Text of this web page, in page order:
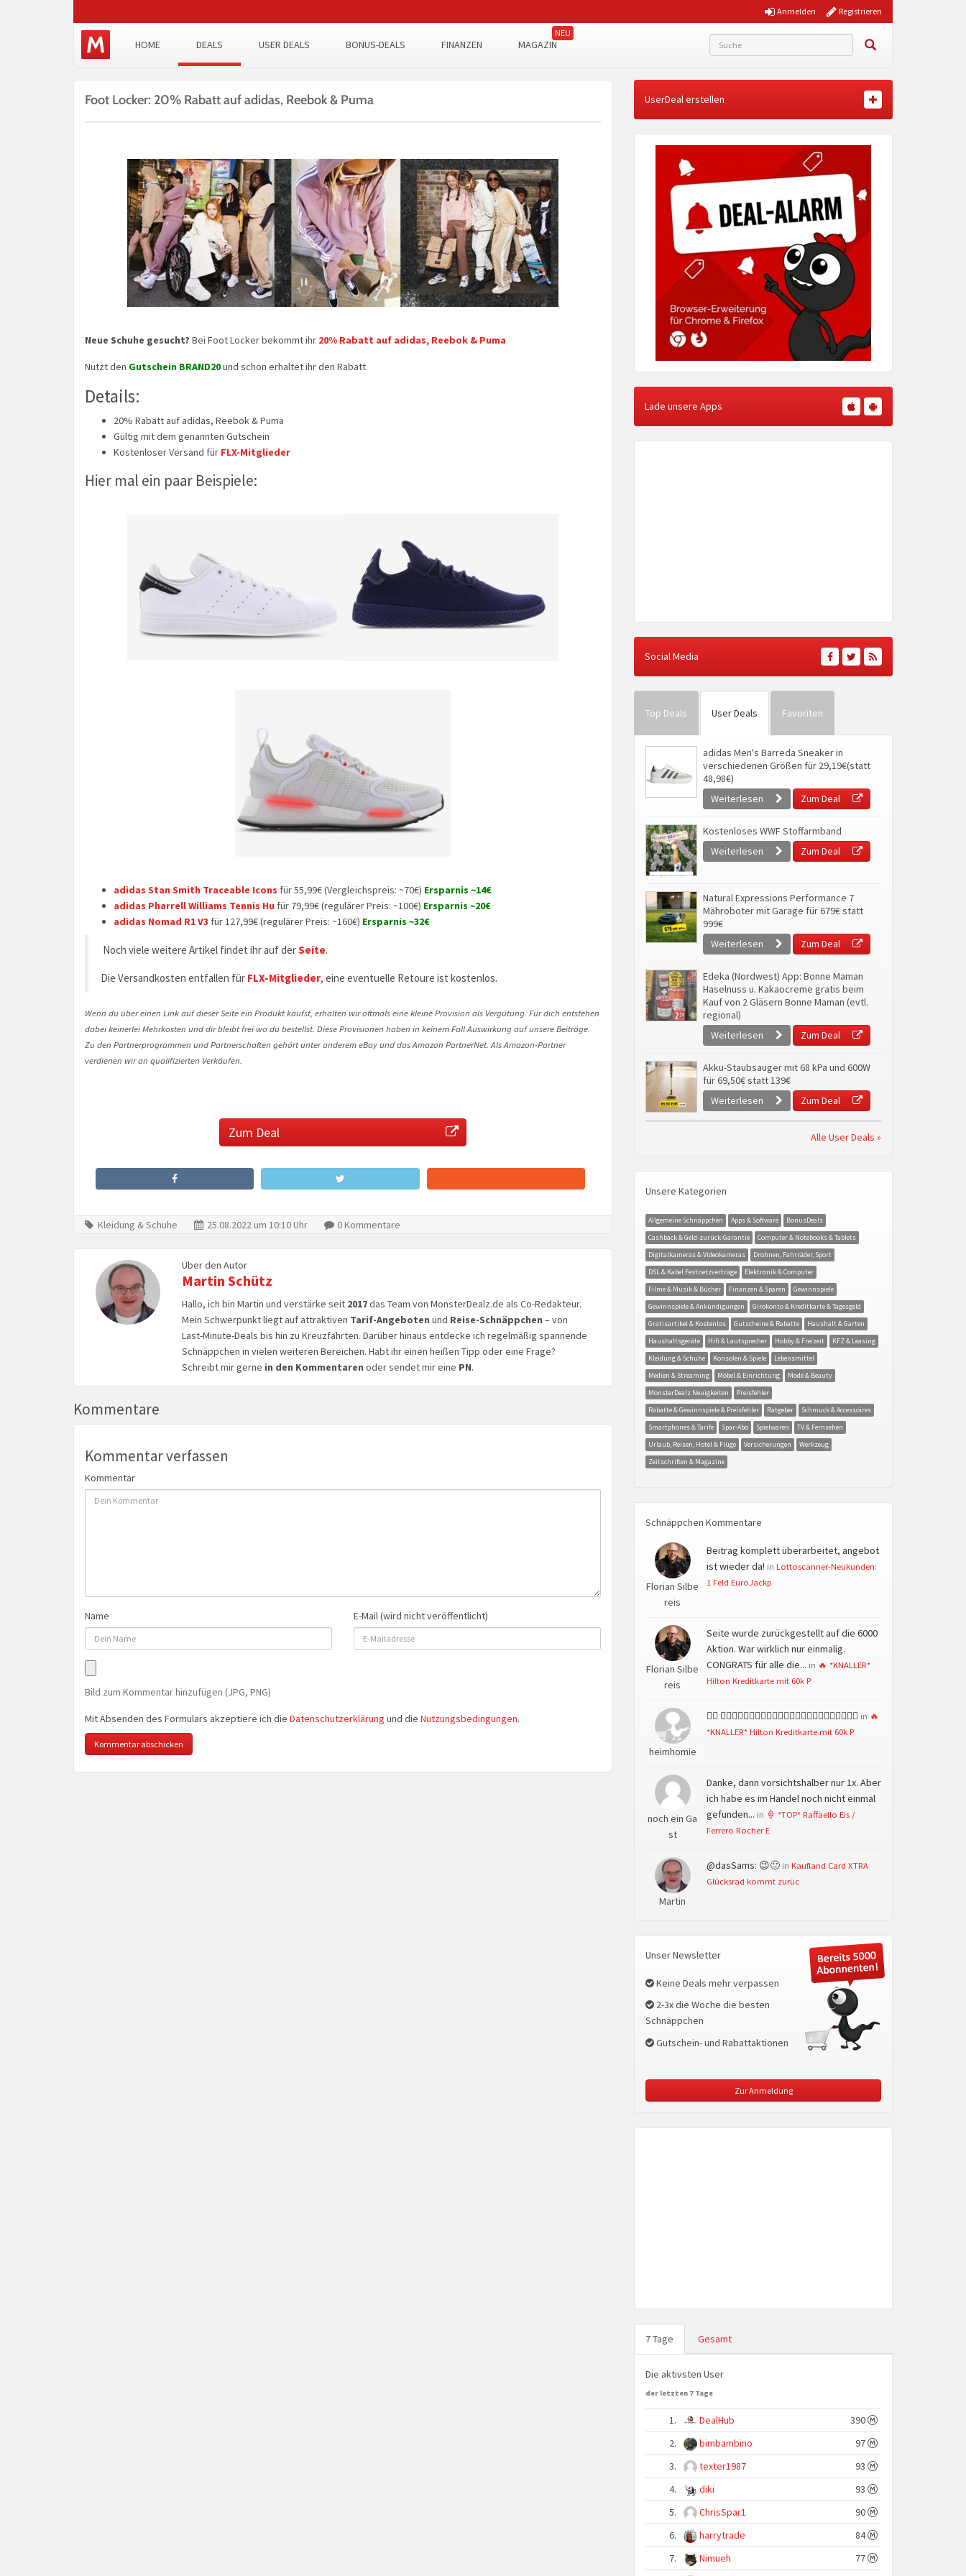
Registrieren
Anmelden
HOME DEALS USER DEALS BONUS-DEALS FINANZEN MAGAZIN
Foot Locker: 20% Rabatt auf adidas, Reebok & Puma
Neue Schuhe gesucht? Bei Foot Locker bekommt ihr 20% Rabatt auf adidas, Reebok & Puma
Nutzt den Gutschein BRAND20und schon erhaltet ihr den Rabatt
Details:
20% Rabatt auf adidas, Reebok & Puma
Gültig mit dem genannten Gutschein
Kostenloser Versand für FLX-Mitglieder
Hier mal ein paar Beispiele:
adidas Stan Smith Traceable Icons für 55,99€ (Vergleichspreis: ~70€) Ersparnis ~14€
adidas Pharrell Williams Tennis Hu für 79,99€ (regulärer Preis: ~100€) Ersparnis ~20€
adidas Nomad R1 V3 für 127,99€ (regulärer Preis: ~160€) Ersparnis ~32€
Noch viele weitere Artikel findet ihr auf derSeite.
Die Versandkosten entfallen für FLX-Mitglieder, eine eventuelle Retoure ist kostenlos.
Wenn du über einen Link auf dieser Seite ein Produkt kaufst, erhalten wir oftmals eine kleine Provision als Vergütung. Für dich entstehen
dabei keinerlei Mehrkosten und dir bleibt frei wo du bestellst. Diese Provisionen haben in keinem Fall Auswirkung auf unsere Beiträge.
Zu den Partnerprogrammen und Partnerschaften gehört unter anderem eBay und das Amazon PartnerNet. Als Amazon-Partner
verdienen wir an qualifizierten Verkäufen.
Zum Deal
Kleidung & Schuhe 25.08.2022 um 10:10 Uhr 0 Kommentare
Über den Autor
Martin Schütz
Hallo, ich bin Martin und verstärke seit 2017das Team von MonsterDealz.de als Co-Redakteur.
Mein Schwerpunkt liegt auf attraktiven Tarif-Angeboten und Reise-Schnäppchen – von
Last-Minute-Deals bis hin zu Kreuzfahrten. Darüber hinaus entdecke ich regelmäßig spannende
Schnäppchen in vielen weiteren Bereichen. Habt ihr einen heißen Tipp oder eine Frage?
Schreibt mir gerne in den Kommentaren oder sendet mir eine PN.
Kommentare
Kommentar verfassen
Kommentar
Name E-Mail (wird nicht veröffentlicht)
Bild zum Kommentar hinzufügen (JPG, PNG)
Mit Absenden des Formulars akzeptiere ich die Datenschutzerklärung und die Nutzungsbedingungen.
UserDeal erstellen
Lade unsere Apps
Social Media
Top Deals User Deals Favoriten
adidas Men's Barreda Sneaker in
verschiedenen Größen für 29,19€(statt
48,98€)
Weiterlesen
Zum Deal
Kostenloses WWF Stoffarmband
Weiterlesen
Zum Deal
Natural Expressions Performance 7
Mähroboter mit Garage für 679€ statt
999€
Weiterlesen
Zum Deal
Edeka (Nordwest) App: Bonne Maman
Haselnuss u. Kakaocreme gratis beim
Kauf von 2 Gläsern Bonne Maman (evtl.
regional)
Weiterlesen
Zum Deal
Akku-Staubsauger mit 68 kPa und 600W
für 69,50€ statt 139€
Weiterlesen
Zum Deal
Alle User Deals »
Unsere Kategorien
Allgemeine Schnäppchen Apps & Software
BonusDeals
Cashback & Geld-zurück-Garantie
Computer & Notebooks & Tablets
Digitalkameras & Videokameras
Drohnen, Fahrräder, Sport
DSL & Kabel Festnetzverträge
Elektronik & Computer
Filme & Musik & Bücher
Finanzen & Sparen
Gewinnspiele
Gewinnspiele & Ankündigungen
Girokonto & Kreditkarte & Tagesgeld
Gratisartikel & Kostenlos
Gutscheine & Rabatte
Haushalt & Garten
Haushaltsgeräte
Hifi & Lautsprecher Hobby & Freizeit
KFZ & Leasing
Kleidung & Schuhe
Konsolen & Spiele
Lebensmittel
Medien & Streaming
Möbel & Einrichtung
Mode & Beauty
MonsterDealz Neuigkeiten
Preisfehler
Rabatte & Gewinnspiele & Preisfehler
Ratgeber
Schmuck & Accessoires
Smartphones & Tarife
Spar-Abo Spielwaren
TV & Fernsehen
Urlaub, Reisen, Hotel & Flüge
Versicherungen
Werkzeug
Zeitschriften & Magazine
Schnäppchen Kommentare
Florian Silbe
reis
Beitrag komplett überarbeitet, angebot
ist wieder da! in Lottoscanner-Neukunden:
1 Feld EuroJackp
Florian Silbe
reis
Seite wurde zurückgestellt auf die 6000
Aktion. War wirklich nur einmalig.
CONGRATS für alle die... in 🔥 *KNALLER*
Hilton Kreditkarte mit 60k P
heimhomie
👍🏻 👍🏻👍🏻👍🏻👍🏻👍🏻👍🏻👍🏻👍🏻👍🏻👍🏻👍🏻👍🏻 in 🔥
*KNALLER* Hilton Kreditkarte mit 60k P
noch ein Ga
st
Danke, dann vorsichtshalber nur 1x. Aber
ich habe es im Handel noch nicht einmal
gefunden... in 🍦 *TOP* Raffaello Eis /
Ferrero Rocher E
Martin
@dasSams: 😉🙂 in Kaufland Card XTRA
Glücksrad kommt zurüc
Unser Newsletter
Keine Deals mehr verpassen
2-3x die Woche die besten
Schnäppchen
Gutschein- und Rabattaktionen
Zur Anmeldung
7 Tage Gesamt
Die aktivsten User
der letzten 7 Tage
1. DealHub
390
2.
bimbambino
97
3.
texter1987
93
4.
diki
93
5.
ChrisSpar1
90
6.
harrytrade
84
7.
Nimueh
77